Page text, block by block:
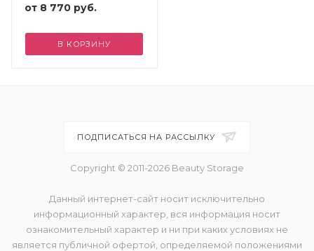
от 8 770 руб.
В КОРЗИНУ
ПОДПИСАТЬСЯ НА РАССЫЛКУ
Copyright © 2011-2026 Beauty Storage
Данный интернет-сайт носит исключительно
информационный характер, вся информация носит
ознакомительный характер и ни при каких условиях не
является публичной офертой, определяемой положениями